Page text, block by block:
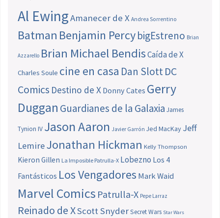
Al EwingAmanecer de X Andrea Sorrentino
Batman Benjamin PercybigEstreno Brian
Azzarello Brian Michael BendisCaída de X
Charles Soule cine en casa Dan SlottDC
Comics Destino de X Donny Cates Gerry
Duggan Guardianes de la Galaxia James
Tynion IV Jason Aaron Javier Garrón Jed MacKay Jeff
LemireJonathan Hickman Kelly Thompson
Kieron Gillen La Imposible Patrulla-X Lobezno Los 4
Fantásticos Los Vengadores Mark Waid
Marvel Comics Patrulla-X Pepe Larraz
Reinado de XScott SnyderSecret Wars Star Wars